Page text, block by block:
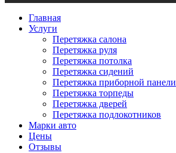
Главная
Услуги
Перетяжка салона
Перетяжка руля
Перетяжка потолка
Перетяжка сидений
Перетяжка приборной панели
Перетяжка торпеды
Перетяжка дверей
Перетяжка подлокотников
Марки авто
Цены
Отзывы